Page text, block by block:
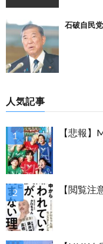
石破自民
人気記事
【悲報
【閲覧